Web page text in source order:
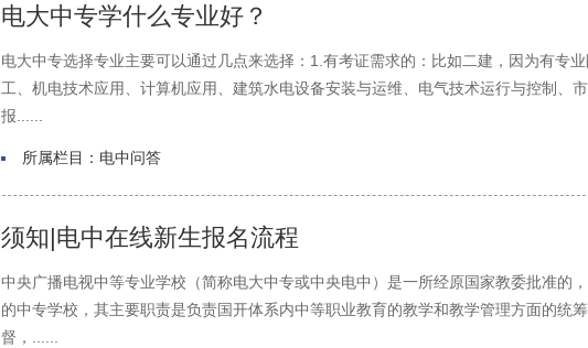
电大中专学什么专业好？
电大中专选择专业主要可以通过几点来选择：1.有考证需求的：比如二建，因为有专
工、机电技术应用、计算机应用、建筑水电设备安装与运维、电气技术运行与控制、
报......
所属栏目：电中问答
须知|电中在线新生报名流程
中央广播电视中等专业学校（简称电大中专或中央电中）是一所经原国家教委批准的
的中专学校，其主要职责是负责国开体系内中等职业教育的教学和教学管理方面的统
督，......